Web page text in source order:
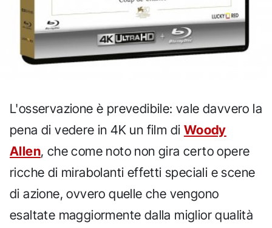
L'osservazione è prevedibile: vale davvero la
pena di vedere in 4K un film di Woody
Allen, che come noto non gira certo opere
ricche di mirabolanti effetti speciali e scene
di azione, ovvero quelle che vengono
esaltate maggiormente dalla miglior qualità